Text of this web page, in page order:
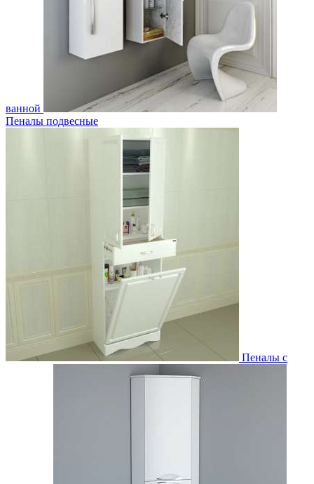
ванной
Пеналы подвесные
Пеналы с